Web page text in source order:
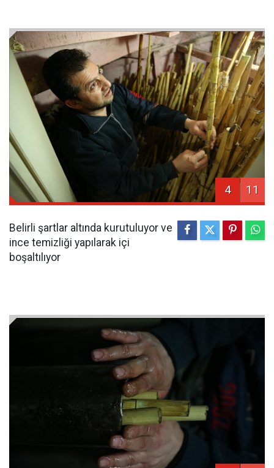
4 11
Belirli şartlar altında kurutuluyor ve
ince temizliği yapılarak içi
boşaltılıyor